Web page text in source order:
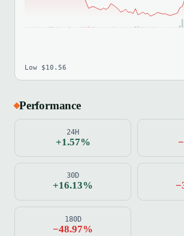
Low $10.56
Performance
24H
+1.57%
30D
+16.13%
180D
−48.97%